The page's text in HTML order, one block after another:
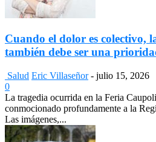
Cuando el dolor es colectivo,
también debe ser una
Salud Eric Villaseñor - julio 15, 2026
0
La tragedia ocurrida en la Feria
conmocionado profundamente a la
Las imágenes,...